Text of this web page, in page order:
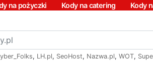
na pożyczki Kody na catering Kody
, LH.pl, SeoHost, Nazwa.pl, WOT,